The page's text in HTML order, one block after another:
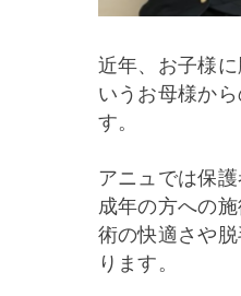
近年、お子様
いうお母様か
す。
アニュでは保
成年の方への
術の快適さや
ります。